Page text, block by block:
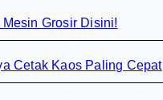
Mesin Grosir Disini!
Cetak Kaos Paling Cepat